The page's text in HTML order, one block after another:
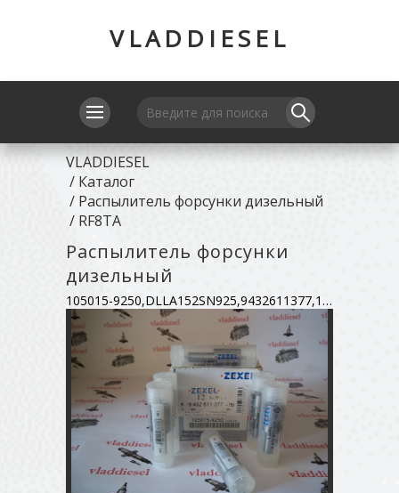
VLADDIESEL
VLADDIESEL
/ Каталог
/ Распылитель форсунки дизельный
/ RF8TA
Распылитель форсунки
дизельный
105015-9250,DLLA152SN925,9432611377,1662097067,105019-0250